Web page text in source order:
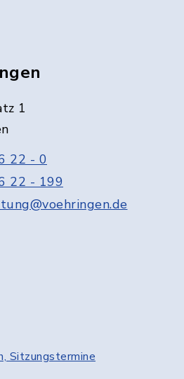
1
22 - 0
22 - 199
Sitzungstermine